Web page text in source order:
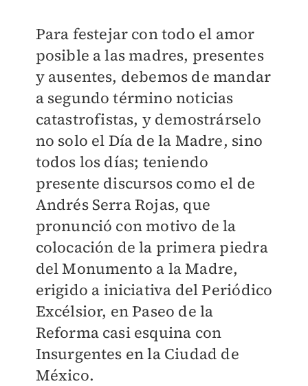
Para festejar con todo el amor
posible a las madres, presentes
y ausentes, debemos de mandar
a segundo término noticias
catastrofistas, y demostrárselo
no solo el Día de la Madre, sino
todos los días; teniendo
presente discursos como el de
Andrés Serra Rojas, que
pronunció con motivo de la
colocación de la primera piedra
del Monumento a la Madre,
erigido a iniciativa del Periódico
Excélsior, en Paseo de la
Reforma casi esquina con
Insurgentes en la Ciudad de
México.